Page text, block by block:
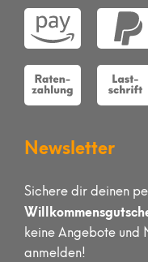
Newsletter
Sichere dir deinen
keine Angebote und
anmelden!